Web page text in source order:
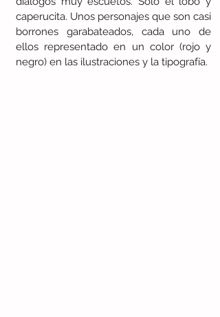
caperucita. Unos personajes que son casi
borrones garabateados, cada uno de
ellos representado en un color (rojo y
negro) en las ilustraciones y la tipografía.